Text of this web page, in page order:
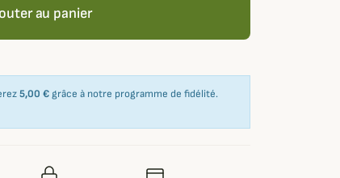
au panier
5,00 € grâce à notre programme de fidélité.